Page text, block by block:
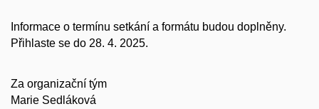
Informace o termínu setkání a formátu budou doplněny.
Přihlaste se do 28. 4. 2025.
Za organizační tým
Marie Sedláková